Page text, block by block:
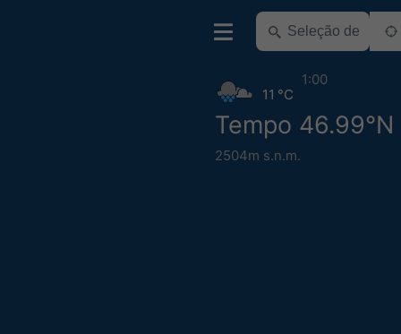
Tempo 46.99°N
2504m s.n.m.
11 °C
1:00